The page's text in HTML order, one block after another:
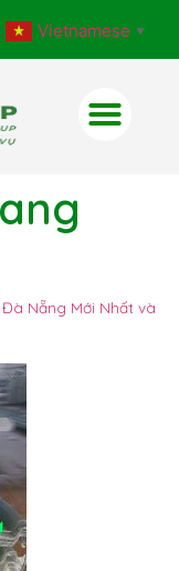
Vietnamese ▼
Nẵng Mới Nhất và